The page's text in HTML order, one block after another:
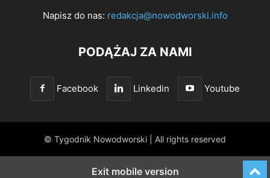
Napisz do nas: redakcja@nowodworski.info
PODĄŻAJ ZA NAMI
Facebook Linkedin Youtube
© Tygodnik Nowodworski | All rights reserved
Exit mobile version